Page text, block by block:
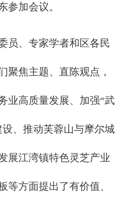
参加会议。
、专家学者和区各民
聚焦主题、直陈观点，
业高质量发展、加强“武
、推动芙蓉山与摩尔城
展江湾镇特色灵芝产业
等方面提出了有价值、